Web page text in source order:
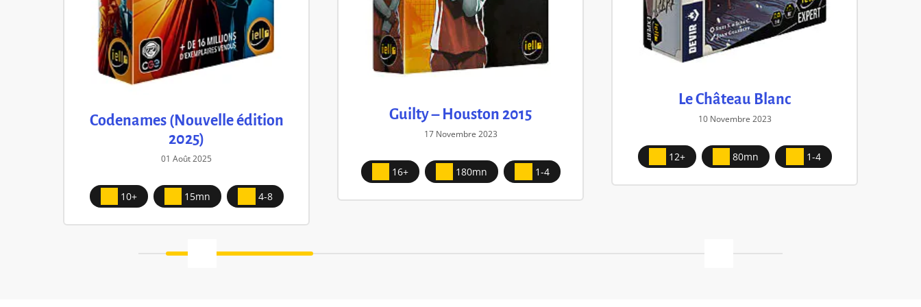
Codenames (Nouvelle édition
2025)
01 Août 2025
10+ 15mn 4-8
Guilty – Houston 2015
17 Novembre 2023
16+ 180mn 1-4
Le Château Blanc
10 Novembre 2023
12+ 80mn 1-4